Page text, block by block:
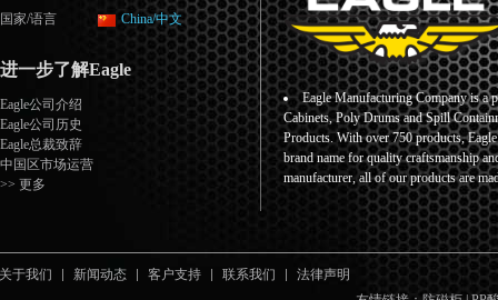
国家/语言 China/中文
进一步了解Eagle
Eagle公司介绍
Eagle公司历史
Eagle总裁致辞
中国区市场运营
>> 更多
Eagle Manufacturing Company is a
Cabinets, Poly Drums and Spill
Products. With over 750 products,
brand name for quality craftsmanship
manufacturer, all of our products are
关于我们 新闻动态 客户支持 联系我们
法律声明